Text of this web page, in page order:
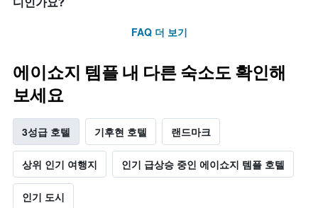
FAQ 더 보기
에이쇼지 템플 내 다른 숙소도 확인해
보세요
3성급 호텔 기후현 호텔 랜드마크
상위 인기 여행지 인기 급상승 중인 에이쇼지 템플 호텔
인기 도시